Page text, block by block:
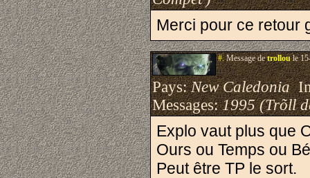
Merci pour ce retour
#.Message detrolloule
Pays:New Caledonia
Messages:1995 (Trõll
Explo vaut plus que
Ours ou Temps ou
Peut être TP le sort.